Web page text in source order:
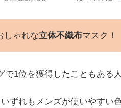
しゃれな立体不織布マスク！
1位を獲得したこともある
ずれもメンズが使いやすい